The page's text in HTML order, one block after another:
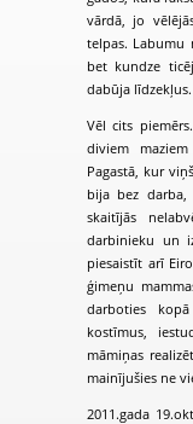
vārdā, jo
telpas. Labumu
bet kundze
dabūja līdzekļus.
Vēl cits
diviem
Pagastā, kur
bija bez darba,
skaitījās
darbinieku un
piesaistīt arī
ģimeņu
darboties
kostīmus,
māmiņas
mainījušies ne
2011.gada